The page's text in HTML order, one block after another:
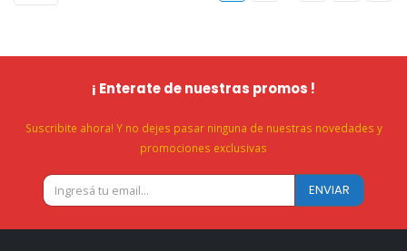
¡ Enterate de nuestras promos !
Suscribite ahora! Y no dejes pasar ninguna de nuestras novedades y
promociones exclusivas